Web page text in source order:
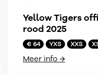
Yellow Tigers
rood 2025
€ 64 YXS XXS
Meer info →